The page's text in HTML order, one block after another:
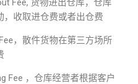
Fee, 货物进出仓库，仓库
收取进仓费或者出仓费
，散件货物在第三方场所
Fee ，仓库经营者根据客户